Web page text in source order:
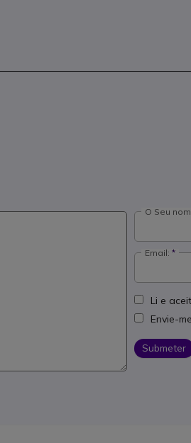
O Seu
Email:
Li e
Envie-
Submeter